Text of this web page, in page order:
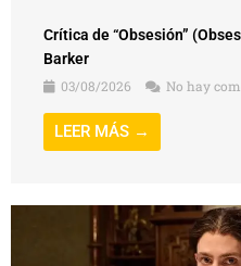
Crítica de “Obsesión”
Barker
03/08/2026
No hay
LEER MÁS →